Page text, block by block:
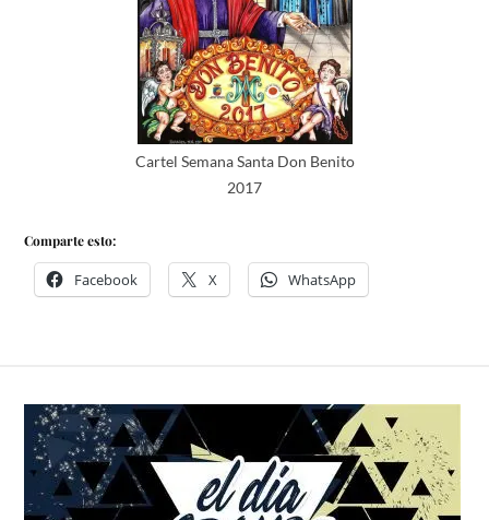
Cartel Semana Santa Don Benito
2017
Comparte esto:
Facebook X WhatsApp